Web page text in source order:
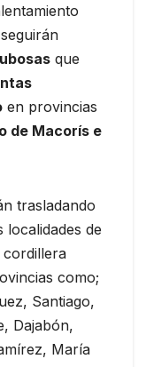
que
en provincias
de Macorís e
trasladando
de
cordillera
como;
Santiago,
Dajabón,
María